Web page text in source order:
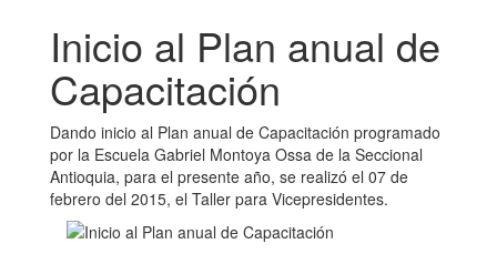
Inicio al Plan anual de
Capacitación
Dando inicio al Plan anual de Capacitación programado
por la Escuela Gabriel Montoya Ossa de la Seccional
Antioquia, para el presente año, se realizó el 07 de
febrero del 2015, el Taller para Vicepresidentes.